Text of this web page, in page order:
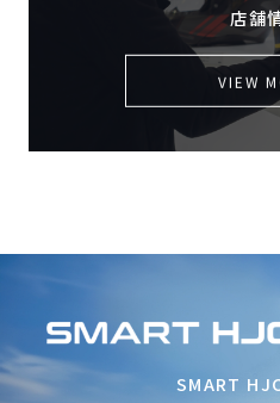
店舗
VIEW
SMART